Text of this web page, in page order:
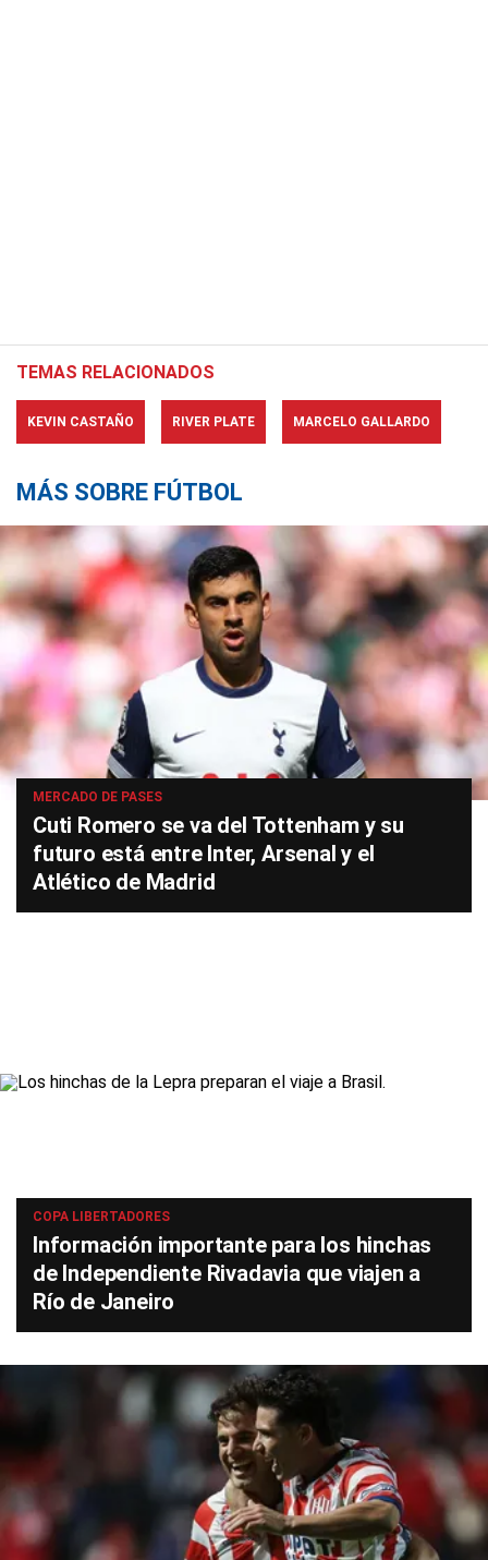
TEMAS RELACIONADOS
KEVIN CASTAÑO RIVER PLATE MARCELO GALLARDO
MÁS SOBRE FÚTBOL
MERCADO DE PASES
Cuti Romero se va del Tottenham y su
futuro está entre Inter, Arsenal y el
Atlético de Madrid
COPA LIBERTADORES
Información importante para los hinchas
de Independiente Rivadavia que viajen a
Río de Janeiro